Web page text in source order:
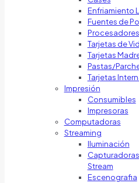
Enfriamiento
Fuentes de
Procesadores
Tarjetas de
Tarjetas
Pastas/
Tarjetas
Impresión
Consumibles
Impresoras
Computadoras
Streaming
Iluminación
Stream
Escenografia